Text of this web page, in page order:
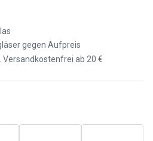
Oakley
alle
gegen Aufpreis
Versandkostenfrei ab 20 €